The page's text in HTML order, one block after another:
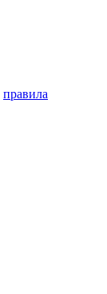
правила